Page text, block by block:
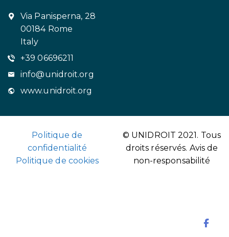
Via Panisperna, 28
00184 Rome
Italy
+39 06696211
info@unidroit.org
www.unidroit.org
Politique de
confidentialité
Politique de cookies
© UNIDROIT 2021. Tous
droits réservés. Avis de
non-responsabilité